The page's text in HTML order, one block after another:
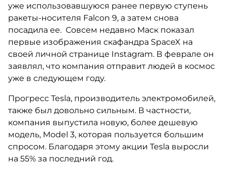
уже использовавшуюся ранее первую ступень
ракеты-носителя Falcon 9, а затем снова
посадила ее. Совсем недавно Маск показал
первые изображения скафандра SpaceX на
своей личной странице Instagram. В феврале он
заявлял, что компания отправит людей в космос
уже в следующем году.
Прогресс Tesla, производитель электромобилей,
также был довольно сильным. В частности,
компания выпустила новую, более дешевую
модель, Model 3, которая пользуется большим
спросом. Благодаря этому акции Tesla выросли
на 55% за последний год.